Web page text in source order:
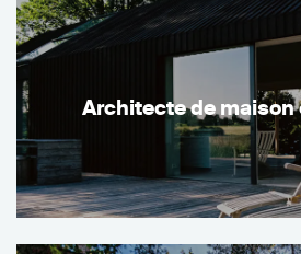
Architecte de maison